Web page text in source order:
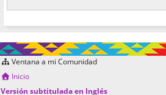
Ventana a mi Comunidad
Inicio
Versión subtitulada en Inglés